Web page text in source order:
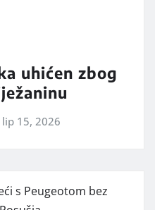
uhićen zbog
lip 15, 2026